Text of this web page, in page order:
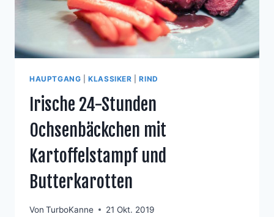
HAUPTGANG |KLASSIKER |RIND
Irische 24-Stunden
Ochsenbäckchen mit
Kartoffelstampf und
Butterkarotten
Von TurboKanne 21 Okt. 2019